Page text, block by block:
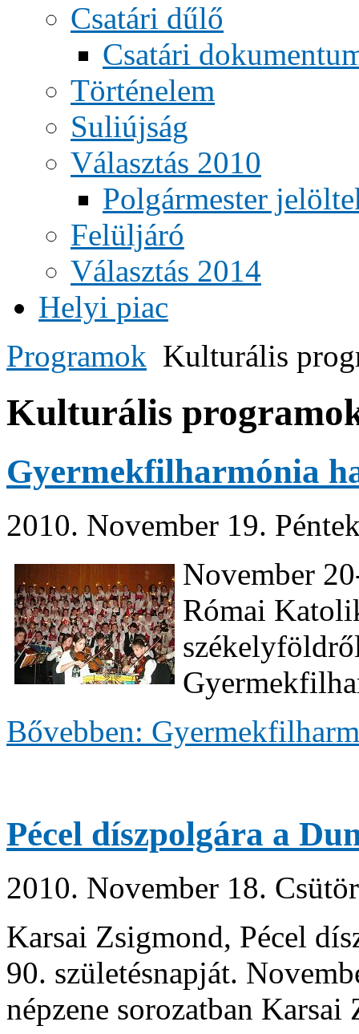
Csatári dűlő
Csatári
Történelem
Suliújság
Választás 2010
Polgármester
Felüljáró
Választás 2014
Helyi piac
Programok Kulturális
Kulturális
Gyermekfilharmónia
2010. November 19.
November
Római
Bővebben:
Pécel díszpolgára a
2010. November 18.
Karsai Zsigmond, Pécel
90. születésnapját.
népzene sorozatban Karsai